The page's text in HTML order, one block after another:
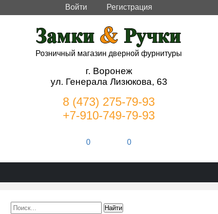
Войти Регистрация
Розничный магазин дверной фурнитуры
г. Воронеж
ул. Генерала Лизюкова, 63
8 (473) 275-79-93
+7-910-749-79-93
0 0